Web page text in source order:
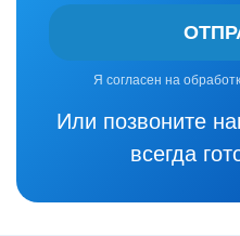
Я согласен на
Или позвоните
всегда